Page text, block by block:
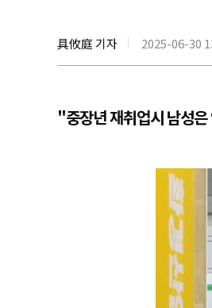
具攸庭 기자 2025-06-30
"중장년 재취업시 남성